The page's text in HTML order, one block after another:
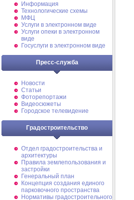
Информация
Технологические схемы
МФЦ
Услуги в электронном виде
Услуги опеки в электронном
виде
Госуслуги в электронном виде
Пресс-служба
Новости
Статьи
Фоторепортажи
Видеосюжеты
Городское телевидение
Градостроительство
Отдел градостроительства и
архитектуры
Правила землепользования и
застройки
Генеральный план
Концепция создания единого
парковочного пространства
Нормативы градостроительного